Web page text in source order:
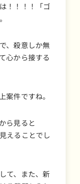
！！！！「ゴ
、殺意しか無
心から接する
案件ですね。
ら見ると
えることでし
て、また、新